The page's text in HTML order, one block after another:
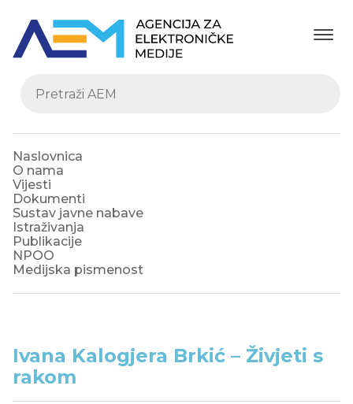
Naslovnica
O nama
Vijesti
Dokumenti
Sustav javne nabave
Istraživanja
Publikacije
NPOO
Medijska pismenost
Ivana Kalogjera Brkić – Živjeti s
rakom